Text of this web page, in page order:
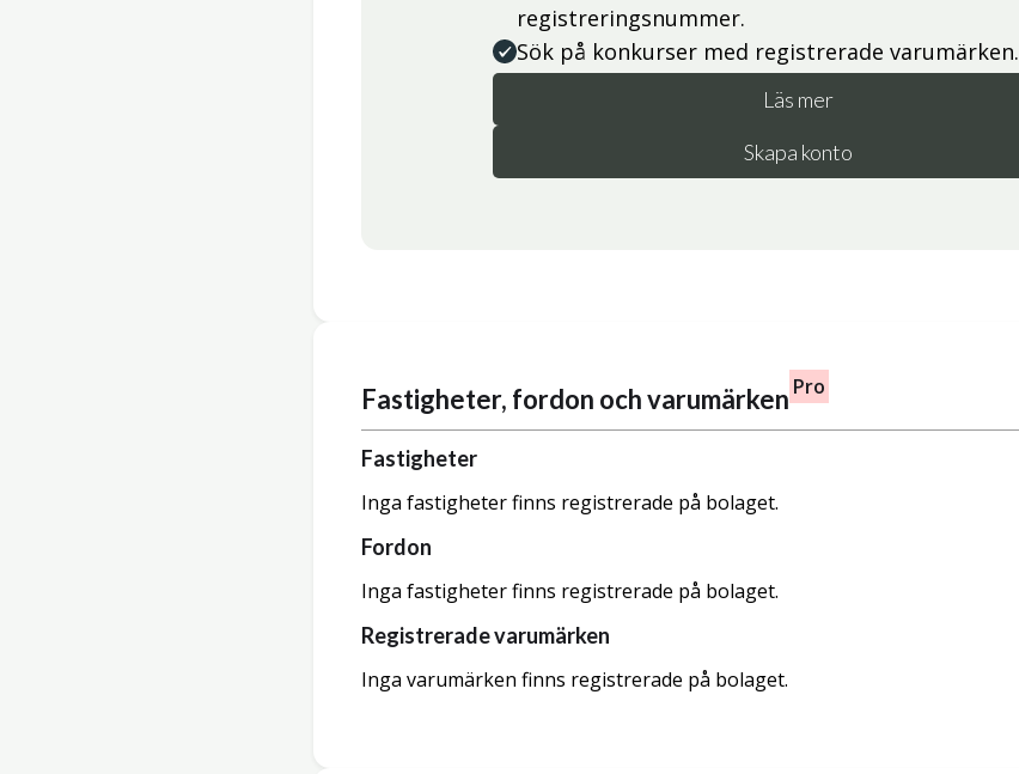
registreringsnummer.
Sök på konkurser med registrerade varumärken.
Läs mer
Skapa konto
Fastigheter, fordon och varumärken Pro
Fastigheter
Inga fastigheter finns registrerade på bolaget.
Fordon
Inga fastigheter finns registrerade på bolaget.
Registrerade varumärken
Inga varumärken finns registrerade på bolaget.